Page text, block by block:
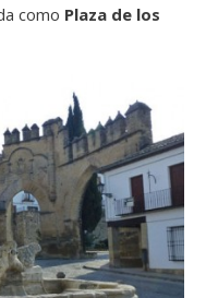
como Plaza de los